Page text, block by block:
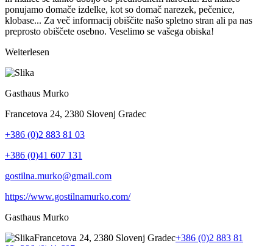
ponujamo domače izdelke, kot so domač narezek, pečenice,
klobase... Za več informacij obiščite našo spletno stran ali pa nas
preprosto obiščete osebno. Veselimo se vašega obiska!
Weiterlesen
Gasthaus Murko
Francetova 24, 2380 Slovenj Gradec
+386 (0)2 883 81 03
+386 (0)41 607 131
gostilna.murko@gmail.com
https://www.gostilnamurko.com/
Gasthaus Murko
Francetova 24, 2380 Slovenj Gradec+386 (0)2 883 81